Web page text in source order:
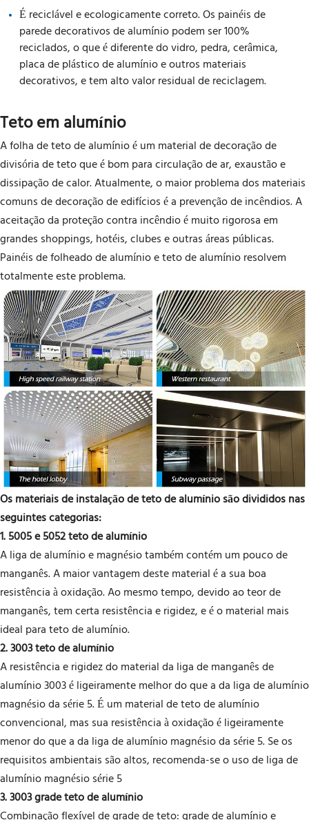
É reciclável e ecologicamente correto. Os painéis de
parede decorativos de alumínio podem ser 100%
reciclados, o que é diferente do vidro, pedra, cerâmica,
placa de plástico de alumínio e outros materiais
decorativos, e tem alto valor residual de reciclagem.
Teto em alumínio
A folha de teto de alumínio é um material de decoração de
divisória de teto que é bom para circulação de ar, exaustão e
dissipação de calor. Atualmente, o maior problema dos materiais
comuns de decoração de edifícios é a prevenção de incêndios. A
aceitação da proteção contra incêndio é muito rigorosa em
grandes shoppings, hotéis, clubes e outras áreas públicas.
Painéis de folheado de alumínio e teto de alumínio resolvem
totalmente este problema.
Os materiais de instalação de teto de alumínio são divididos nas
seguintes categorias:
1. 5005 e 5052 teto de alumínio
A liga de alumínio e magnésio também contém um pouco de
manganês. A maior vantagem deste material é a sua boa
resistência à oxidação. Ao mesmo tempo, devido ao teor de
manganês, tem certa resistência e rigidez, e é o material mais
ideal para teto de alumínio.
2. 3003 teto de alumínio
A resistência e rigidez do material da liga de manganês de
alumínio 3003 é ligeiramente melhor do que a da liga de alumínio
magnésio da série 5. É um material de teto de alumínio
convencional, mas sua resistência à oxidação é ligeiramente
menor do que a da liga de alumínio magnésio da série 5. Se os
requisitos ambientais são altos, recomenda-se o uso de liga de
alumínio magnésio série 5
3. 3003 grade teto de alumínio